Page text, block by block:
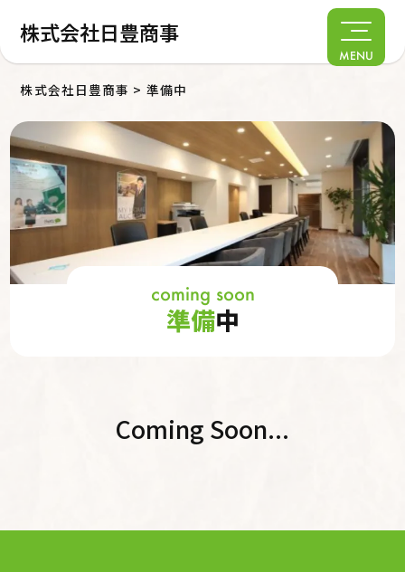
株式会社日豊商事
MENU
株式会社日豊商事 > 準備中
coming soon
準備中
Coming Soon...